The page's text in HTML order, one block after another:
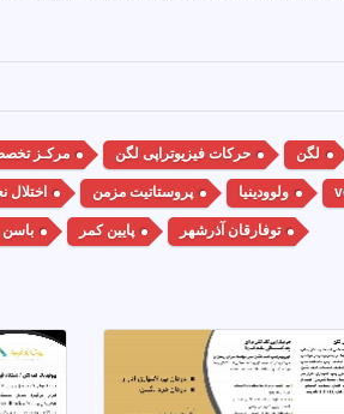
مرکـز حرکات فیزیوتراپی لگن لگن
اختلال پروستاتیت مزمن ولوودینیا
باسن پایین کمر توفارقان آذرشهر